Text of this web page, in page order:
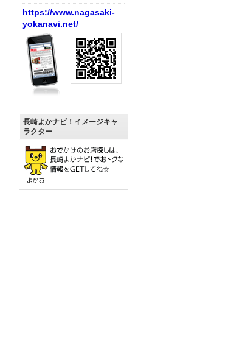
https://www.nagasaki-
yokanavi.net/
長崎よかナビ！イメージキャ
ラクター